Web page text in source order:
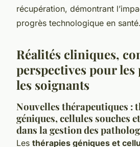
récupération, démontrant
progrès technologique en santé.
Réalités cliniques,
perspectives pour les
les soignants
Nouvelles thérapeutiques :
géniques, cellules souches
dans la gestion des
Les thérapies géniques et